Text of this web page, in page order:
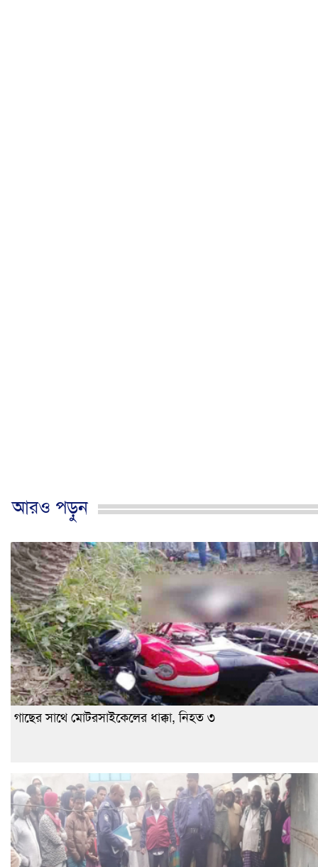
আরও পড়ুন
গাছের সাথে মোটরসাইকেলের ধাক্কা, নিহত ৩